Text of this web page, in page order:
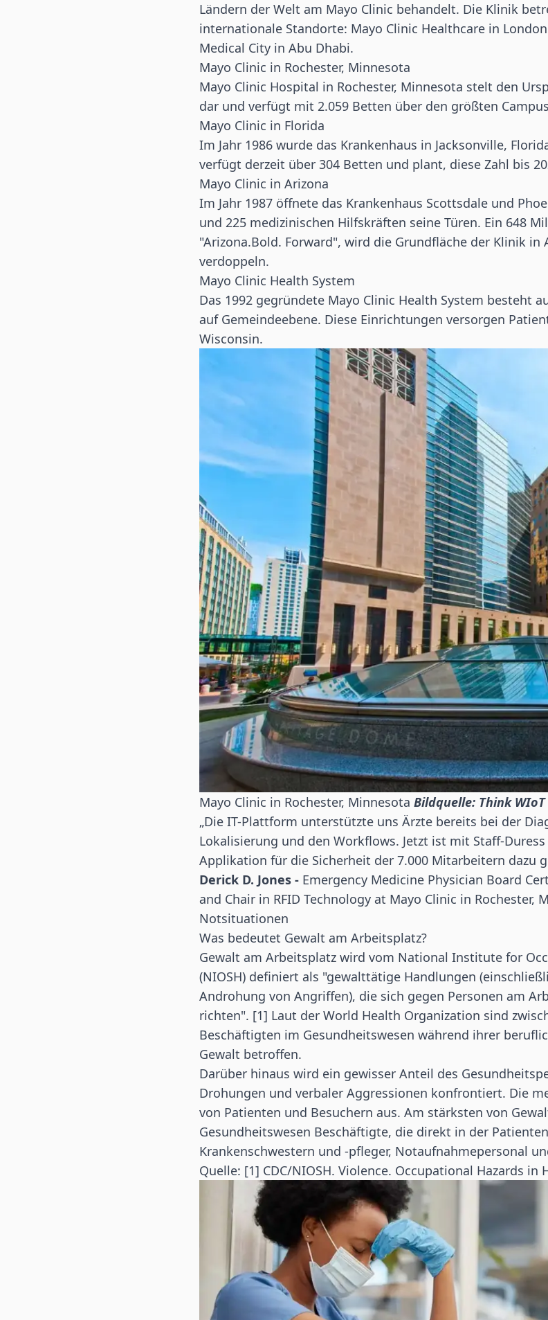
Ländern der Welt am Mayo Clinic behandelt. Die Klinik
internationale Standorte: Mayo Clinic Healthcare in
Medical City in Abu Dhabi.
Mayo Clinic in Rochester, Minnesota
Mayo Clinic Hospital in Rochester, Minnesota stelt den
dar und verfügt mit 2.059 Betten über den größten Campus
Mayo Clinic in Florida
Im Jahr 1986 wurde das Krankenhaus in Jacksonville,
verfügt derzeit über 304 Betten und plant, diese Zahl bis
Mayo Clinic in Arizona
Im Jahr 1987 öffnete das Krankenhaus Scottsdale und
und 225 medizinischen Hilfskräften seine Türen. Ein 648
"Arizona.Bold. Forward", wird die Grundfläche der Klinik in
verdoppeln.
Mayo Clinic Health System
Das 1992 gegründete Mayo Clinic Health System besteht
auf Gemeindeebene. Diese Einrichtungen versorgen
Wisconsin.
Mayo Clinic in Rochester, Minnesota Bildquelle: Think WIoT
„Die IT-Plattform unterstützte uns Ärzte bereits bei der
Lokalisierung und den Workflows. Jetzt ist mit Staff-
Applikation für die Sicherheit der 7.000 Mitarbeitern dazu
Derick D. Jones - Emergency Medicine Physician Board
and Chair in RFID Technology at Mayo Clinic in Rochester,
Notsituationen
Was bedeutet Gewalt am Arbeitsplatz?
Gewalt am Arbeitsplatz wird vom National Institute for
(NIOSH) definiert als "gewalttätige Handlungen
Androhung von Angriffen), die sich gegen Personen am
richten". [1] Laut der World Health Organization sind
Beschäftigten im Gesundheitswesen während ihrer
Gewalt betroffen.
Darüber hinaus wird ein gewisser Anteil des
Drohungen und verbaler Aggressionen konfrontiert. Die
von Patienten und Besuchern aus. Am stärksten von
Gesundheitswesen Beschäftigte, die direkt in der
Krankenschwestern und -pfleger, Notaufnahmepersonal
Quelle: [1] CDC/NIOSH. Violence. Occupational Hazards in